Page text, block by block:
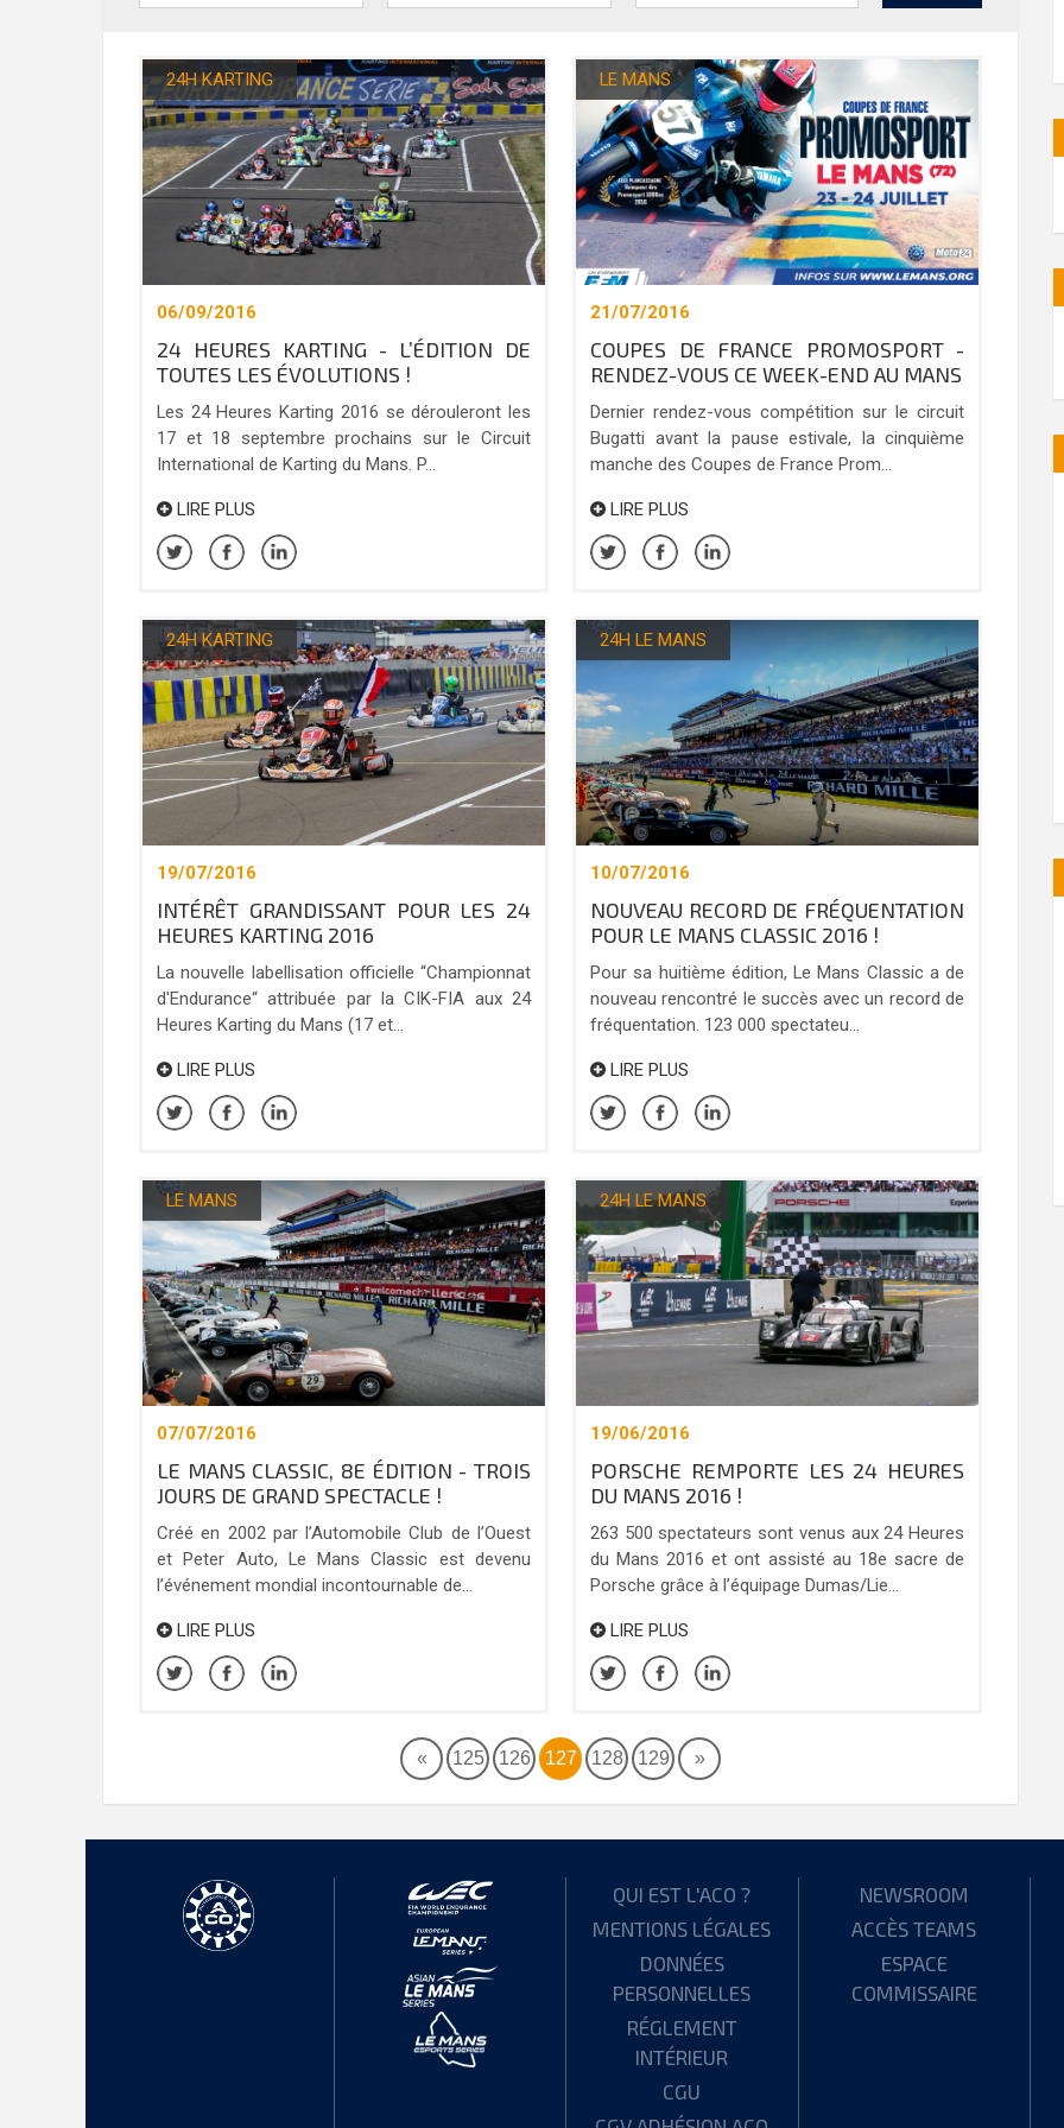
24H KARTING
06/09/2016
24 HEURES KARTING - L’ÉDITION DE
TOUTES LES ÉVOLUTIONS !
Les 24 Heures Karting 2016 se dérouleront les
17 et 18 septembre prochains sur le Circuit
International de Karting du Mans. P...
LIRE PLUS
LE MANS
21/07/2016
COUPES DE FRANCE PROMOSPORT -
RENDEZ-VOUS CE WEEK-END AU MANS
Dernier rendez-vous compétition sur le circuit
Bugatti avant la pause estivale, la cinquième
manche des Coupes de France Prom...
LIRE PLUS
24H KARTING
19/07/2016
INTÉRÊT GRANDISSANT POUR LES 24
HEURES KARTING 2016
La nouvelle labellisation officielle “Championnat
d'Endurance“ attribuée par la CIK-FIA aux 24
Heures Karting du Mans (17 et...
LIRE PLUS
24H LE MANS
10/07/2016
NOUVEAU RECORD DE FRÉQUENTATION
POUR LE MANS CLASSIC 2016 !
Pour sa huitième édition, Le Mans Classic a de
nouveau rencontré le succès avec un record de
fréquentation. 123 000 spectateu...
LIRE PLUS
LE MANS
07/07/2016
LE MANS CLASSIC, 8E ÉDITION - TROIS
JOURS DE GRAND SPECTACLE !
Créé en 2002 par l’Automobile Club de l’Ouest
et Peter Auto, Le Mans Classic est devenu
l’événement mondial incontournable de...
LIRE PLUS
24H LE MANS
19/06/2016
PORSCHE REMPORTE LES 24 HEURES
DU MANS 2016 !
263 500 spectateurs sont venus aux 24 Heures
du Mans 2016 et ont assisté au 18e sacre de
Porsche grâce à l’équipage Dumas/Lie...
LIRE PLUS
« 125 126 127 128 129 »
QUI EST L'ACO ?
MENTIONS LÉGALES
DONNÉES
PERSONNELLES
RÉGLEMENT
INTÉRIEUR
CGU
NEWSROOM
ACCÈS TEAMS
ESPACE
COMMISSAIRE